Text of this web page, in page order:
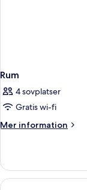
Rum
4 sovplatser
Gratis wi-fi
Mer information
Mer